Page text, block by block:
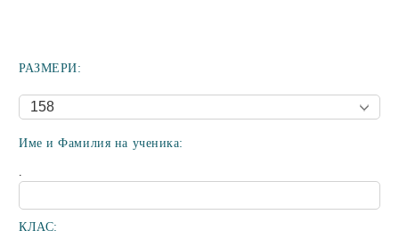
РАЗМЕРИ:
Име и Фамилия на ученика:
.
КЛАС: